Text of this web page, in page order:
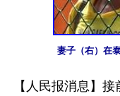
妻子（右）在
【人民报消息】接